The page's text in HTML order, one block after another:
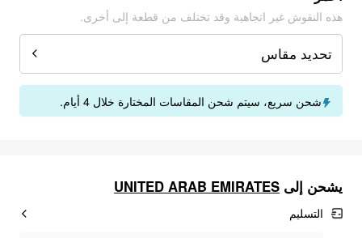
هذه النقوش غير اتجاهية وقد تختلف من قطعة إلى أخرى.
تحديد مقاس
شحن سريع، سيتم شحن المقاسات المختارة خلال 4 أيام.
يشحن إلى UNITED ARAB EMIRATES
التسليم